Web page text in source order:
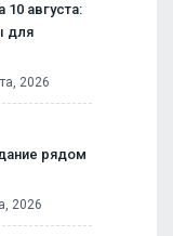
августа:
для
2026
рядом
2026